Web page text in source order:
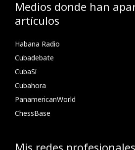
Medios donde han
artículos
Habana Radio
Cubadebate
CubaSí
Cubahora
PanamericanWorld
ChessBase
Mis redes profesionales